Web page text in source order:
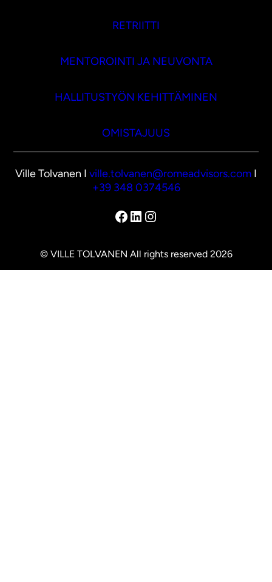
RETRIITTI
MENTOROINTI JA NEUVONTA
HALLITUSTYÖN KEHITTÄMINEN
OMISTAJUUS
Ville Tolvanen I ville.tolvanen@romeadvisors.com I
+39 348 0374546
Facebook
LinkedIn
Instagram
© VILLE TOLVANEN All rights reserved 2026